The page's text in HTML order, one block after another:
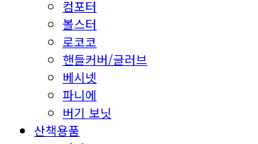
컴포터
볼스터
로코코
핸들커버/글러브
베시넷
파니에
버기 보닛
산책용품